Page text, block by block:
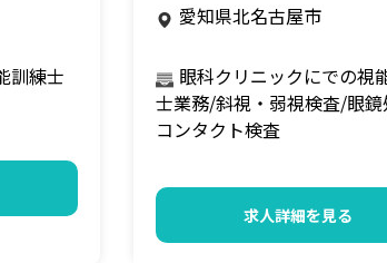
訓練士
愛知県北名古屋市
眼科クリニックにでの視
士業務/斜視・弱視検査/眼
コンタクト検査
求人詳細を見る